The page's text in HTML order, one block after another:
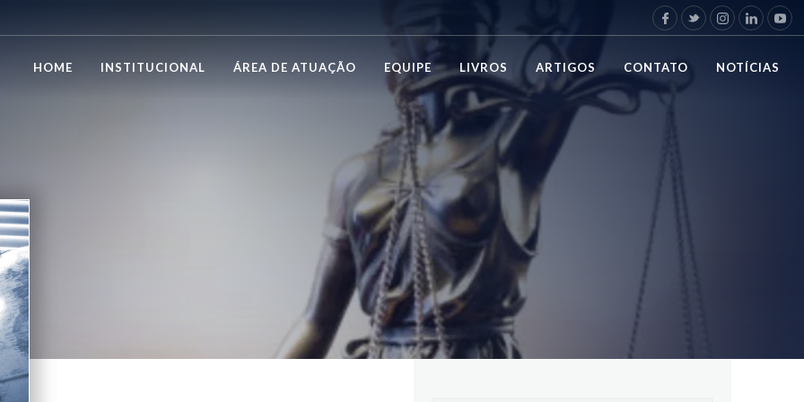
HOME INSTITUCIONAL ÁREA DE ATUAÇÃO EQUIPE LIVROS ARTIGOS CONTATO NOTÍCIAS